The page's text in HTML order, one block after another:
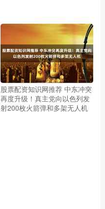
股票配资知识网推荐 中东冲突
再度升级！真主党向以色列发
射200枚火箭弹和多架无人机